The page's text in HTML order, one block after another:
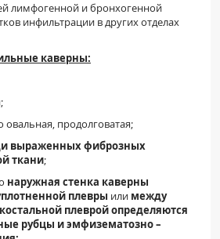
лимфогенной и бронхогенной
инфильтрации в других отделах
каверны:
овальная, продолговатая;
выраженных фиброзных
ткани;
наружная стенка каверны
плевры или между
костальной плеврой определяются
рубцы и эмфизематозно –